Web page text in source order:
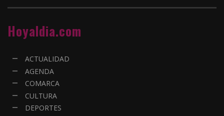
Hoyaldia.com
ACTUALIDAD
AGENDA
COMARCA
CULTURA
DEPORTES